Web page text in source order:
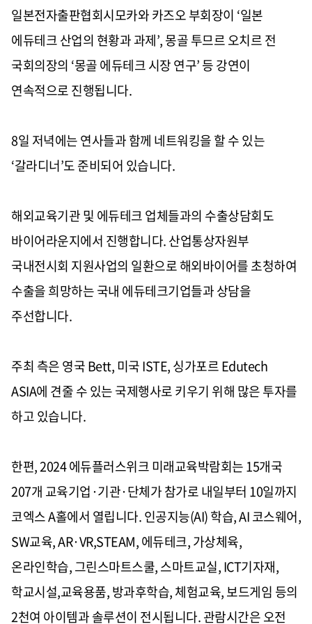
일본전자출판협회시모카와 카즈오 부회장이 ‘일본
에듀테크 산업의 현황과 과제’, 몽골 투므르 오치르 전
국회의장의 ‘몽골 에듀테크 시장 연구’ 등 강연이
연속적으로 진행됩니다.
8일 저녁에는 연사들과 함께 네트워킹을 할 수 있는
‘갈라디너’도 준비되어 있습니다.
해외교육기관 및 에듀테크 업체들과의 수출상담회도
바이어라운지에서 진행합니다. 산업통상자원부
국내전시회 지원사업의 일환으로 해외바이어를 초청하여
수출을 희망하는 국내 에듀테크기업들과 상담을
주선합니다.
주최 측은 영국 Bett, 미국 ISTE, 싱가포르 Edutech
ASIA에 견줄 수 있는 국제행사로 키우기 위해 많은 투자를
하고 있습니다.
한편, 2024 에듀플러스위크 미래교육박람회는 15개국
207개 교육기업·기관·단체가 참가로 내일부터 10일까지
코엑스 A홀에서 열립니다. 인공지능(AI) 학습, AI 코스웨어,
SW교육, AR·VR,STEAM, 에듀테크, 가상체육,
온라인학습, 그린스마트스쿨, 스마트교실, ICT기자재,
학교시설,교육용품, 방과후학습, 체험교육, 보드게임 등의
2천여 아이템과 솔루션이 전시됩니다. 관람시간은 오전